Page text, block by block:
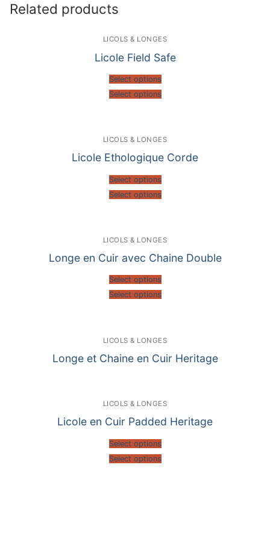
Related products
LICOLS & LONGES
Licole Field Safe
Select options
Select options
LICOLS & LONGES
Licole Ethologique Corde
Select options
Select options
LICOLS & LONGES
Longe en Cuir avec Chaine Double
Select options
Select options
LICOLS & LONGES
Longe et Chaine en Cuir Heritage
LICOLS & LONGES
Licole en Cuir Padded Heritage
Select options
Select options